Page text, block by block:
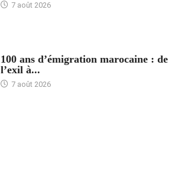
7 août 2026
100 ans d’émigration marocaine : de
l’exil à...
7 août 2026